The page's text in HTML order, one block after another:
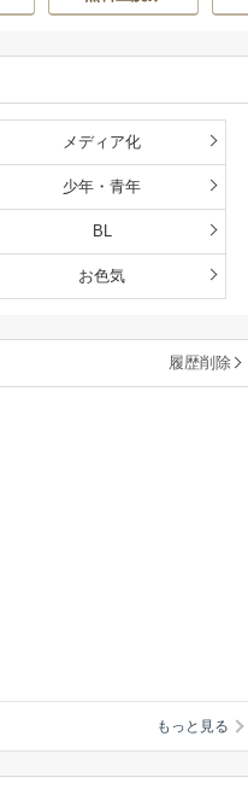
メディア化
少年・青年
BL
お色気
履歴削除
もっと見る